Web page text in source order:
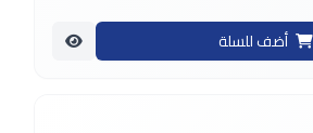
أضف للسلة